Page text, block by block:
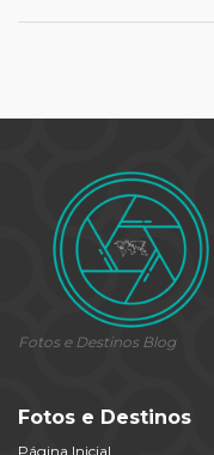
Fotos e Destinos Blog
Fotos e Destinos
Página Inicial